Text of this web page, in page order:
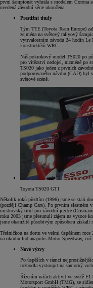
první šampionát vyhrála s modelem Corona
uvedená závodní série ukončena.
Prestižní tituly
Tým TTE (Toyota Team Europe)
zejména na světový rallyový
vytrvalostním závodu 24 hodin Le
konstruktérů WRC.
Náš pokrokový model TS020 po
pro vítězství nedojel, nicméně po
TS020 jako jeden z prvních
podporovaného návrhu (CAD) byl
světové scéně.
Toyota TS020 GT1
Několik roků předtím (1996) jsme se stali
(později Champ Cars). Po prvním slastném
mistrovský titul pro závodní jezdce
roku 2003 jsme přesunuli zájem na vysoce
jsme okamžitě působivým způsobem
Třešničkou na dortu ve velmi úspěšném
na okruhu Indianapolis Motor Speedway,
Nové výzvy
Po úspěších v rámci
rozhodla vystoupit na samotný
Řízením našich aktivit ve světě F1
Motorsport GmbH (TMG), se